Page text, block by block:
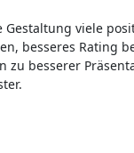
viele
besseres Rating
zu besserer